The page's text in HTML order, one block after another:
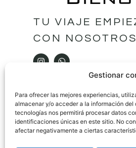
Gestionar
Para ofrecer las mejores experiencias,
almacenar y/o acceder a la información
tecnologías nos permitirá procesar datos
identificaciones únicas en este sitio. No
afectar negativamente a ciertas
TU VIAJE
CON NOSOTROS